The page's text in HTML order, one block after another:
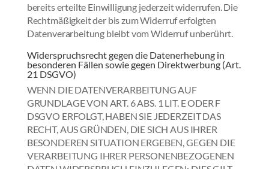
bereits erteilte Einwilligung jederzeit widerrufen. Die
Rechtmäßigkeit der bis zum Widerruf erfolgten
Datenverarbeitung bleibt vom Widerruf unberührt.
Widerspruchsrecht gegen die Datenerhebung in
besonderen Fällen sowie gegen Direktwerbung (Art.
21 DSGVO)
WENN DIE DATENVERARBEITUNG AUF
GRUNDLAGE VON ART. 6 ABS. 1 LIT. E ODER F
DSGVO ERFOLGT, HABEN SIE JEDERZEIT DAS
RECHT, AUS GRÜNDEN, DIE SICH AUS IHRER
BESONDEREN SITUATION ERGEBEN, GEGEN DIE
VERARBEITUNG IHRER PERSONENBEZOGENEN